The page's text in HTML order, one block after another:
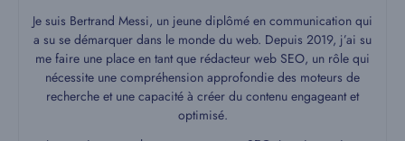
Je suis Bertrand Messi, un jeune diplômé en communication qui
a su se démarquer dans le monde du web. Depuis 2019, j’ai su
me faire une place en tant que rédacteur web SEO, un rôle qui
nécessite une compréhension approfondie des moteurs de
recherche et une capacité à créer du contenu engageant et
optimisé.